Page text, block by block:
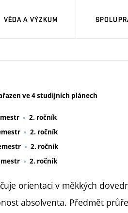
VĚDA A VÝZKUM
ve 4 studijních plánech
2. ročník
2. ročník
2. ročník
2. ročník
orientaci v měkkých
absolventa. Předmět